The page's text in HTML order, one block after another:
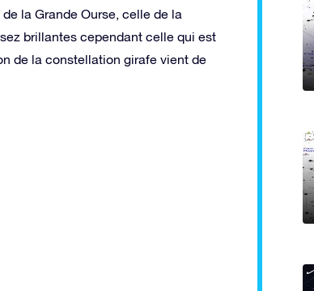
la Grande Ourse, celle de la
brillantes cependant celle qui est
de la constellation girafe vient de